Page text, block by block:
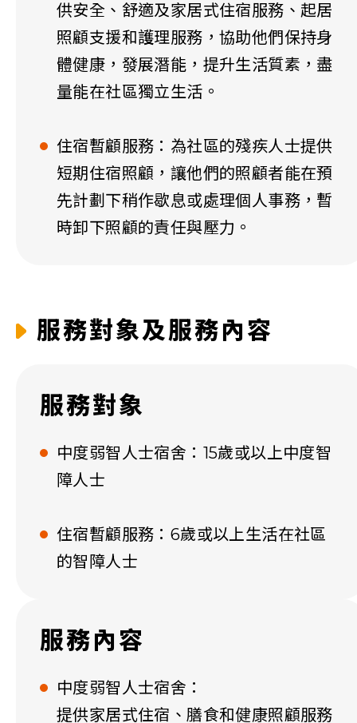
供安全、舒適及家居式住宿服務、起居
照顧支援和護理服務，協助他們保持身
體健康，發展潛能，提升生活質素，盡
量能在社區獨立生活。
住宿暫顧服務：為社區的殘疾人士提供
短期住宿照顧，讓他們的照顧者能在預
先計劃下稍作歇息或處理個人事務，暫
時卸下照顧的責任與壓力。
服務對象及服務內容
服務對象
中度弱智人士宿舍：15歲或以上中度智
障人士
住宿暫顧服務：6歲或以上生活在社區
的智障人士
服務內容
中度弱智人士宿舍：
提供家居式住宿、膳食和健康照顧服務